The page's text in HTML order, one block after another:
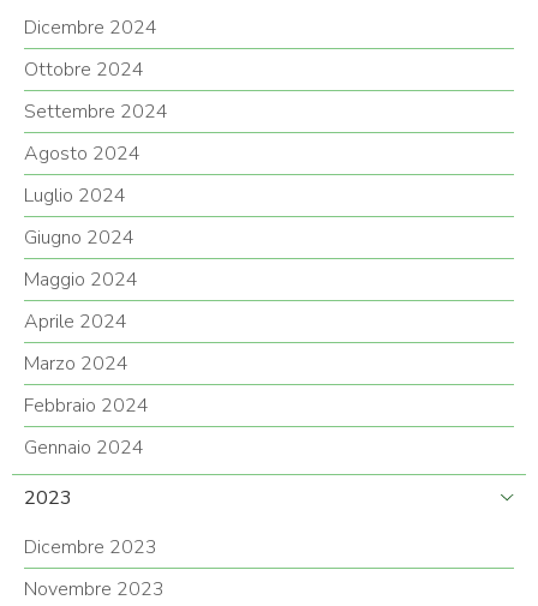
Dicembre 2024
Ottobre 2024
Settembre 2024
Agosto 2024
Luglio 2024
Giugno 2024
Maggio 2024
Aprile 2024
Marzo 2024
Febbraio 2024
Gennaio 2024
2023
Dicembre 2023
Novembre 2023